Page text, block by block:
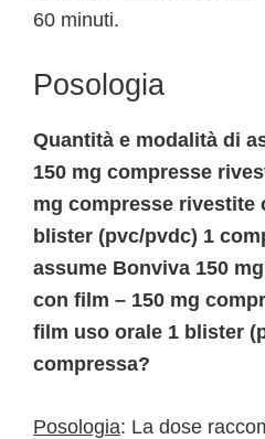
60 minuti.
Posologia
Quantità e modalità di
150 mg compresse
mg compresse rivestite
blister (pvc/pvdc) 1
assume Bonviva 150
con film – 150 mg
film uso orale 1 blister
compressa?
Posologia: La dose